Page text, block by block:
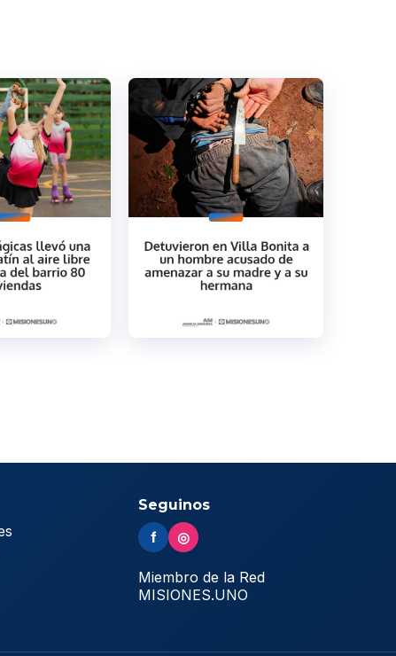
Seguinos
f ◎
Miembro de la Red
MISIONES.UNO